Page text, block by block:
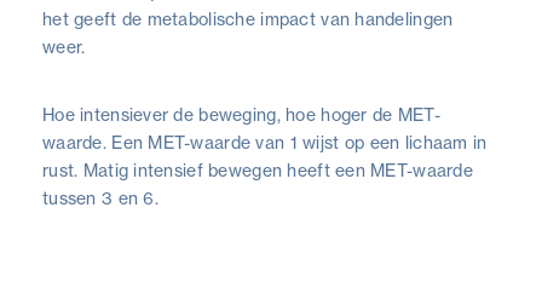
het geeft de metabolische impact van handelingen
weer.
Hoe intensiever de beweging, hoe hoger de MET-
waarde. Een MET-waarde van 1 wijst op een lichaam in
rust. Matig intensief bewegen heeft een MET-waarde
tussen 3 en 6.